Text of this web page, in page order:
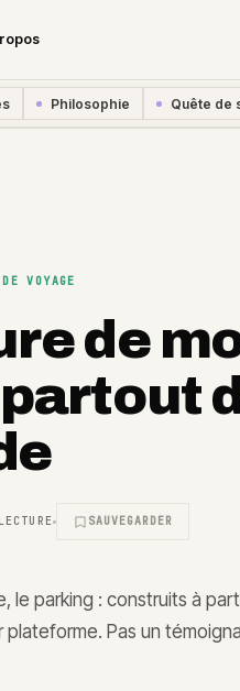
Philosophie Quête de
VOYAGE
de
SAUVEGARDER
le parking : construits à
Pas un